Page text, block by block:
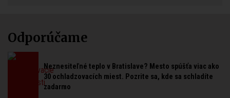
Odporúčame
Neznesiteľné teplo v Bratislave? Mesto spúšťa viac ako
30 ochladzovacích miest. Pozrite sa, kde sa schladíte
zadarmo